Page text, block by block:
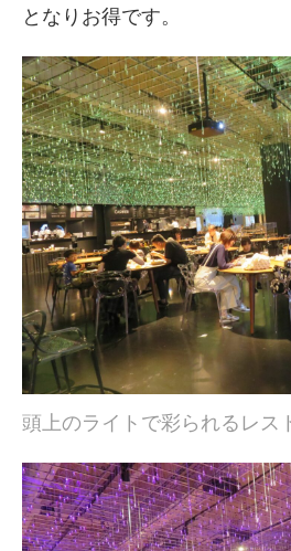
となりお得です。
頭上のライトで彩られるレス